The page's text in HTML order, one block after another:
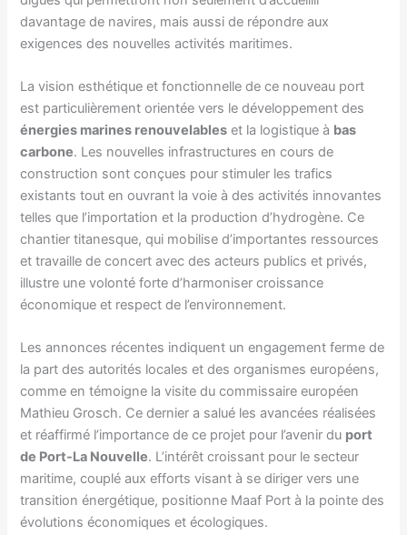
davantage de navires, mais aussi de répondre aux
exigences des nouvelles activités maritimes.
La vision esthétique et fonctionnelle de ce nouveau port
est particulièrement orientée vers le développement des
énergies marines renouvelables et la logistique à bas
carbone. Les nouvelles infrastructures en cours de
construction sont conçues pour stimuler les trafics
existants tout en ouvrant la voie à des activités innovantes
telles que l’importation et la production d’hydrogène. Ce
chantier titanesque, qui mobilise d’importantes ressources
et travaille de concert avec des acteurs publics et privés,
illustre une volonté forte d’harmoniser croissance
économique et respect de l’environnement.
Les annonces récentes indiquent un engagement ferme de
la part des autorités locales et des organismes européens,
comme en témoigne la visite du commissaire européen
Mathieu Grosch. Ce dernier a salué les avancées réalisées
et réaffirmé l’importance de ce projet pour l’avenir du port
de Port-La Nouvelle. L’intérêt croissant pour le secteur
maritime, couplé aux efforts visant à se diriger vers une
transition énergétique, positionne Maaf Port à la pointe des
évolutions économiques et écologiques.